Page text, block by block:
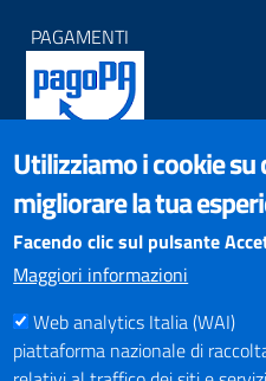
PAGAMENTI
SOCIAL NETWORKS
Pagina Facebook
Profilo Instagram
Canale YouTube
Utilizziamo i cookie
migliorare la tua
Facendo clic sul pulsante
Maggiori informazioni
Web analytics Italia (WAI)
piattaforma nazionale di